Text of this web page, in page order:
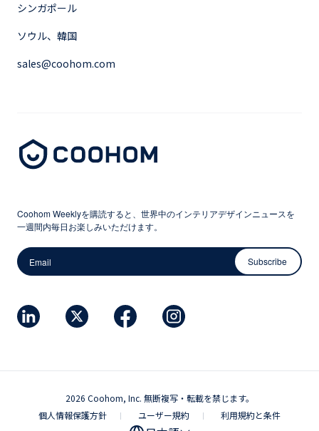
シンガポール
ソウル、韓国
sales@coohom.com
Coohom Weeklyを購読すると、世界中のインテリアデザインニュースを
一週間内毎日お楽しみいただけます。
Subscribe
2026 Coohom, Inc. 無断複写・転載を禁じます。
個人情報保護方針
ユーザー規約 利用規約と条件